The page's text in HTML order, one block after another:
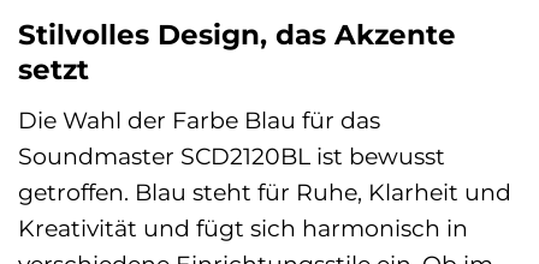
Stilvolles Design, das Akzente
setzt
Die Wahl der Farbe Blau für das
Soundmaster SCD2120BL ist bewusst
getroffen. Blau steht für Ruhe, Klarheit und
Kreativität und fügt sich harmonisch in